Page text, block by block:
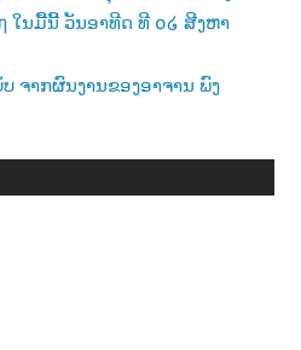
ໃນມື້ນີ້ ວັນອາທີດ ທີ ໐໒ ສີງຫາ
ຈາກຜົນງານຂອງອາຈານ ພົງ